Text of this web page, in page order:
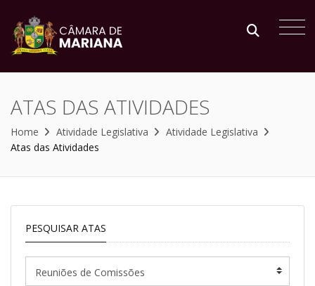
ATAS DAS ATIVIDADES
Home Atividade Legislativa
Atividade Legislativa
Atas das Atividades
PESQUISAR ATAS